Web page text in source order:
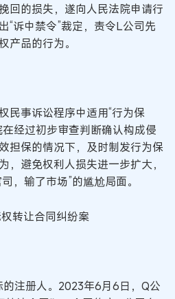
回的损失，遂向人民法院申请行
“诉中禁令”裁定，责令L公司先
产品的行为。
民事诉讼程序中适用“行为保
经过初步审查判断确认构成侵
担保的情况下，及时制发行为保
，避免权利人损失进一步扩大，
，输了市场”的尴尬局面。
转让合同纠纷案
注册人。2023年6月6日，Q公